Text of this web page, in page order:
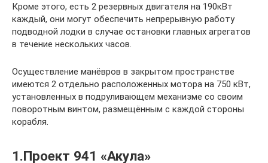
Кроме этого, есть 2 резервных двигателя на 190кВт
каждый, они могут обеспечить непрерывную работу
подводной лодки в случае остановки главных агрегатов
в течение нескольких часов.
Осуществление манёвров в закрытом пространстве
имеются 2 отдельно расположенных мотора на 750 кВт,
установленных в подруливающем механизме со своим
поворотным винтом, размещённым с каждой стороны
корабля.
1.Проект 941 «Акула»